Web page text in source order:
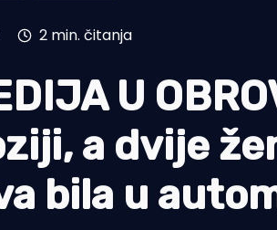
2 min. čitanja
U
a dvije
bila u